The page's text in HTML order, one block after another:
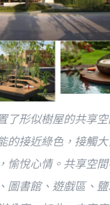
了形似樹屋的共享
的接近綠色，接觸
愉悅心情。共享空
圖書館、遊戲區、